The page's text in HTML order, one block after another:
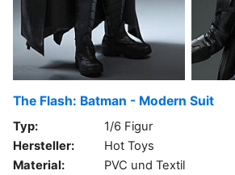
The Flash: Batman - Modern Suit
Typ:
1/6 Figur
Hersteller:
Hot Toys
Material:
PVC und Textil